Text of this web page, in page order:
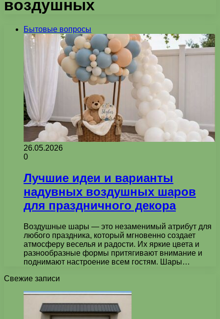
воздушных
Бытовые вопросы
26.05.2026
0
Лучшие идеи и варианты
надувных воздушных шаров
для праздничного декора
Воздушные шары — это незаменимый атрибут для
любого праздника, который мгновенно создает
атмосферу веселья и радости. Их яркие цвета и
разнообразные формы притягивают внимание и
поднимают настроение всем гостям. Шары…
Свежие записи